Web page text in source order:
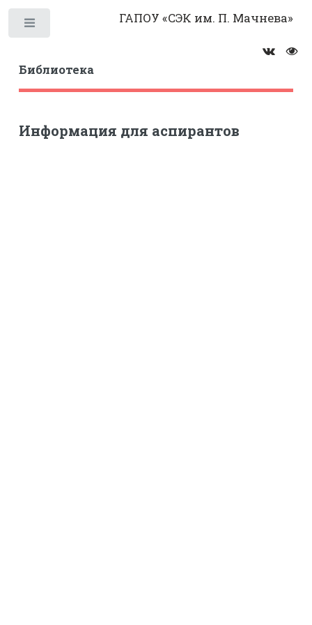
ГАПОУ «СЭК им. П. Мачнева»
Библиотека
Информация для аспирантов